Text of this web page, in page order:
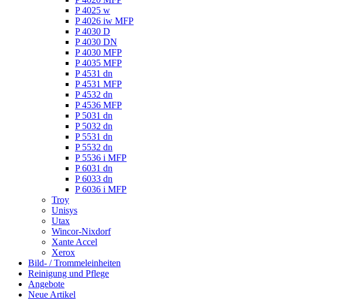
P 4025 w
P 4026 iw MFP
P 4030 D
P 4030 DN
P 4030 MFP
P 4035 MFP
P 4531 dn
P 4531 MFP
P 4532 dn
P 4536 MFP
P 5031 dn
P 5032 dn
P 5531 dn
P 5532 dn
P 5536 i MFP
P 6031 dn
P 6033 dn
P 6036 i MFP
Troy
Unisys
Utax
Wincor-Nixdorf
Xante Accel
Xerox
Bild- / Trommeleinheiten
Reinigung und Pflege
Angebote
Neue Artikel